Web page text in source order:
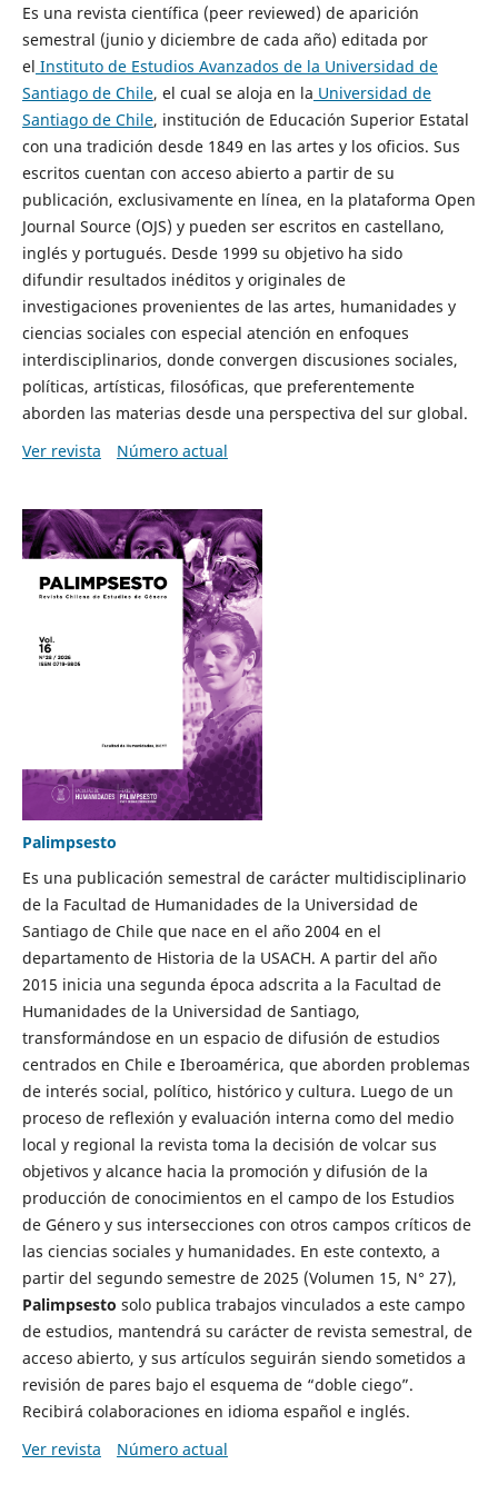
Es una revista científica (peer reviewed) de aparición
semestral (junio y diciembre de cada año) editada por
el Instituto de Estudios Avanzados de la Universidad de
Santiago de Chile, el cual se aloja en la Universidad de
Santiago de Chile, institución de Educación Superior Estatal
con una tradición desde 1849 en las artes y los oficios. Sus
escritos cuentan con acceso abierto a partir de su
publicación, exclusivamente en línea, en la plataforma Open
Journal Source (OJS) y pueden ser escritos en castellano,
inglés y portugués. Desde 1999 su objetivo ha sido
difundir resultados inéditos y originales de
investigaciones provenientes de las artes, humanidades y
ciencias sociales con especial atención en enfoques
interdisciplinarios, donde convergen discusiones sociales,
políticas, artísticas, filosóficas, que preferentemente
aborden las materias desde una perspectiva del sur global.
Ver revista
Número actual
Palimpsesto
Es una publicación semestral de carácter multidisciplinario
de la Facultad de Humanidades de la Universidad de
Santiago de Chile que nace en el año 2004 en el
departamento de Historia de la USACH. A partir del año
2015 inicia una segunda época adscrita a la Facultad de
Humanidades de la Universidad de Santiago,
transformándose en un espacio de difusión de estudios
centrados en Chile e Iberoamérica, que aborden problemas
de interés social, político, histórico y cultura. Luego de un
proceso de reflexión y evaluación interna como del medio
local y regional la revista toma la decisión de volcar sus
objetivos y alcance hacia la promoción y difusión de la
producción de conocimientos en el campo de los Estudios
de Género y sus intersecciones con otros campos críticos de
las ciencias sociales y humanidades. En este contexto, a
partir del segundo semestre de 2025 (Volumen 15, N° 27),
Palimpsesto solo publica trabajos vinculados a este campo
de estudios, mantendrá su carácter de revista semestral, de
acceso abierto, y sus artículos seguirán siendo sometidos a
revisión de pares bajo el esquema de “doble ciego”.
Recibirá colaboraciones en idioma español e inglés.
Ver revista
Número actual